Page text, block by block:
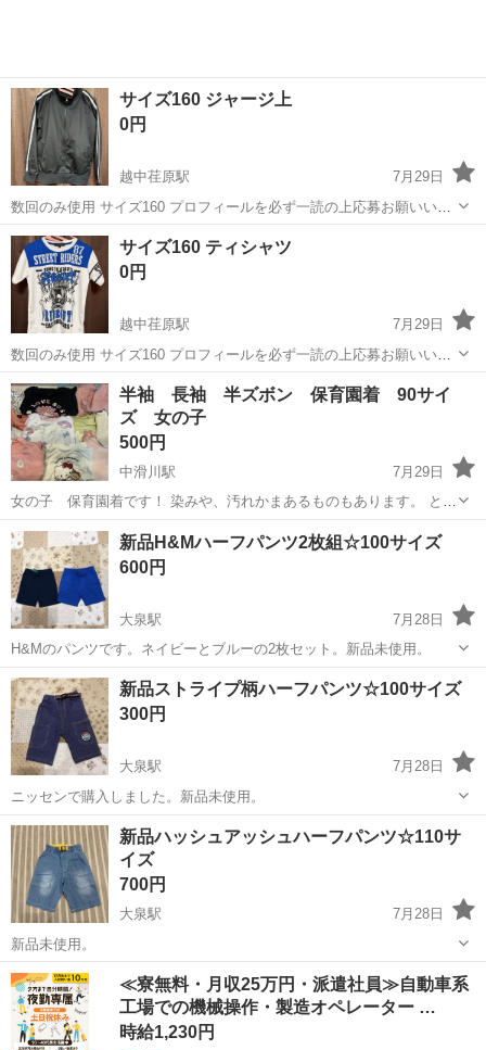
サイズ160 ジャージ上
0円
越中荏原駅
7月29日
数回のみ使用 サイズ160 プロフィールを必ず一読の上応募お願いいた
します。
富山 富山市 越中荏原駅
サイズ160 ティシャツ
0円
越中荏原駅
7月29日
数回のみ使用 サイズ160 プロフィールを必ず一読の上応募お願いいた
しますm(_ _)m
富山 富山市 越中荏原駅 キッズ用品
半袖 長袖 半ズボン 保育園着 90サイ
ズ 女の子
500円
中滑川駅
7月29日
女の子 保育園着です！ 染みや、汚れかまあるものもあります。 とに
かく保育園着が欲しい方に 90サイズ 長袖、半袖、半ズボンです。 写
真３枚目長袖、トレーナー含む７枚 写真２枚目半袖３枚 写真４枚目ハ
ーフパンツ同デザイン２...
富山 滑川市 中滑川駅 キッズ用品
新品H&Mハーフパンツ2枚組☆100サイズ
600円
大泉駅
7月28日
H&Mのパンツです。ネイビーとブルーの2枚セット。新品未使用。
富山 富山市 大泉駅 キッズ用品 ハーフパンツ
新品ストライプ柄ハーフパンツ☆100サイズ
300円
大泉駅
7月28日
ニッセンで購入しました。新品未使用。
富山 富山市 大泉駅 ハーフパンツ
新品ハッシュアッシュハーフパンツ☆110サ
イズ
700円
大泉駅
7月28日
新品未使用。
富山 富山市 大泉駅 キッズ用品 ハーフパンツ
≪寮無料・月収25万円・派遣社員≫自動車系
工場での機械操作・製造オペレーター …
時給1,230円